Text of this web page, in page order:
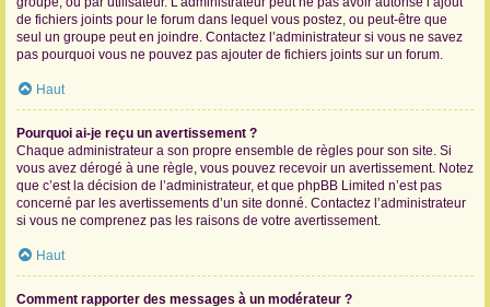
de fichiers joints pour le forum dans lequel vous postez, ou peut-être que
seul un groupe peut en joindre. Contactez l’administrateur si vous ne savez
pas pourquoi vous ne pouvez pas ajouter de fichiers joints sur un forum.
Haut
Pourquoi ai-je reçu un avertissement ?
Chaque administrateur a son propre ensemble de règles pour son site. Si
vous avez dérogé à une règle, vous pouvez recevoir un avertissement. Notez
que c’est la décision de l’administrateur, et que phpBB Limited n’est pas
concerné par les avertissements d’un site donné. Contactez l’administrateur
si vous ne comprenez pas les raisons de votre avertissement.
Haut
Comment rapporter des messages à un modérateur ?